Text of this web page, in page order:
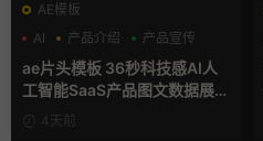
AE模板
AI
产品介绍 产品宣传
ae片头模板 36秒科技感AI人
工智能SaaS产品图文数据展示
宣传视频AE模板
4天前